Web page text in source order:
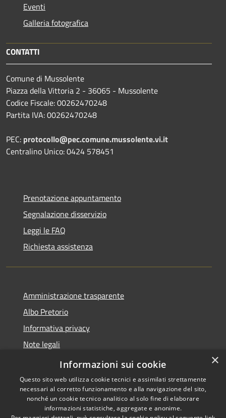
Eventi
Galleria fotografica
CONTATTI
Comune di Mussolente
Piazza della Vittoria 2 - 36065 - Mussolente
Codice Fiscale: 00262470248
Partita IVA: 00262470248
PEC: protocollo@pec.comune.mussolente.vi.it
Centralino Unico: 0424 578451
Prenotazione appuntamento
Segnalazione disservizio
Leggi le FAQ
Richiesta assistenza
Amministrazione trasparente
Albo Pretorio
Informativa privacy
Note legali
Dichiarazione di accessibilità
Copyright © 2026 • Comune di
×
Informazioni sui cookie
Questo sito web utilizza cookie tecnici e assimilati strettamente
necessari al corretto funzionamento e alla navigazione del sito,
nonché un cookie tecnico analitico al solo fine di elaborare
informazioni statistiche, aggregate e anonime.